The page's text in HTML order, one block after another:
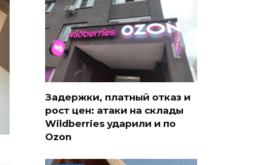
Задержки, платный отказ и
рост цен: атаки на склады
Wildberries ударили и по
Ozon